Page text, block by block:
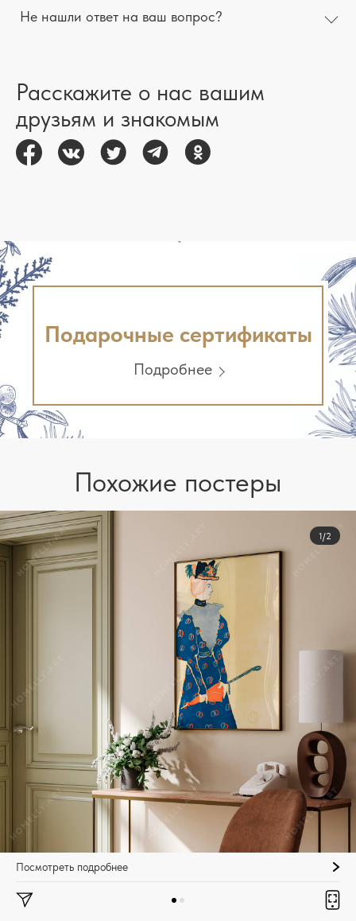
Не нашли ответ на ваш вопрос?
Расскажите о нас вашим
друзьям и знакомым
Подарочные сертификаты
Подробнее
Похожие постеры
1/2
Посмотреть подробнее